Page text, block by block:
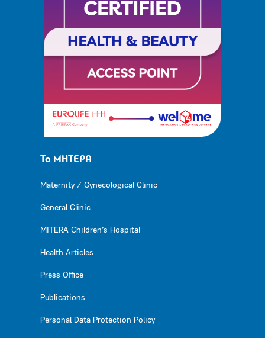
Το ΜΗΤΕΡΑ
Maternity / Gynecological Clinic
General Clinic
MITERA Children’s Hospital
Health Articles
Press Office
Publications
Personal Data Protection Policy